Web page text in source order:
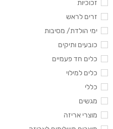
זכוכיות
זרים לראש
ימי הולדת/ מסיבות
כובעים ותיקים
כלים חד פעמיים
כלים למילוי
כללי
מגשים
מוצרי אריזה